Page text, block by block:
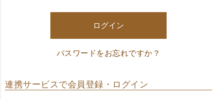
ログイン
パスワードをお忘れですか？
連携サービスで会員登録・ログイン